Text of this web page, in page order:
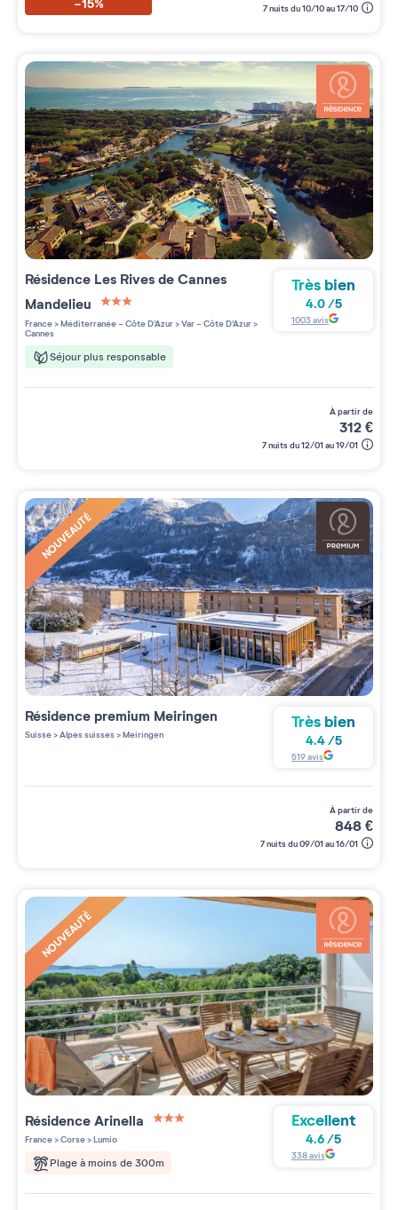
-15% 7 nuits du 10/10 au 17/10
Résidence Les Rives de Cannes
Mandelieu
3 étoiles sur 5
France>Méditerranée - Côte D'Azur>Var - Côte D'Azur>
Cannes
Séjour plus responsable
Très bien
4.0/5
1003avis
à partir de
312€
7 nuits du 12/01 au 19/01
NOUVEAUTÉ
Résidence premium Meiringen
Suisse>Alpes suisses>Meiringen
Très bien
4.4 /5
519avis
à partir de
848€
7 nuits du 09/01 au 16/01
NOUVEAUTÉ
RésidenceArinella
France>Corse>Lumio
Plage à moins de 300m
Excellent
4.6/5
338avis